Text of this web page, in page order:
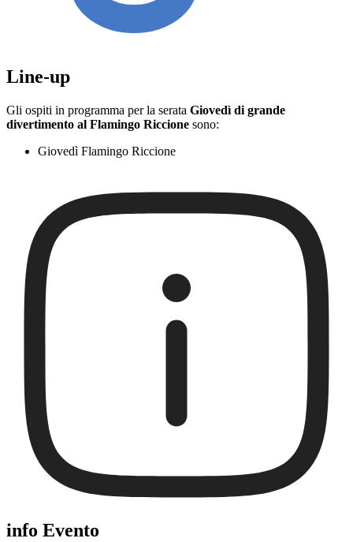
Line-up
Gli ospiti in programma per la serata Giovedì di grande
divertimento al Flamingo Riccione sono:
Giovedì Flamingo Riccione
info Evento